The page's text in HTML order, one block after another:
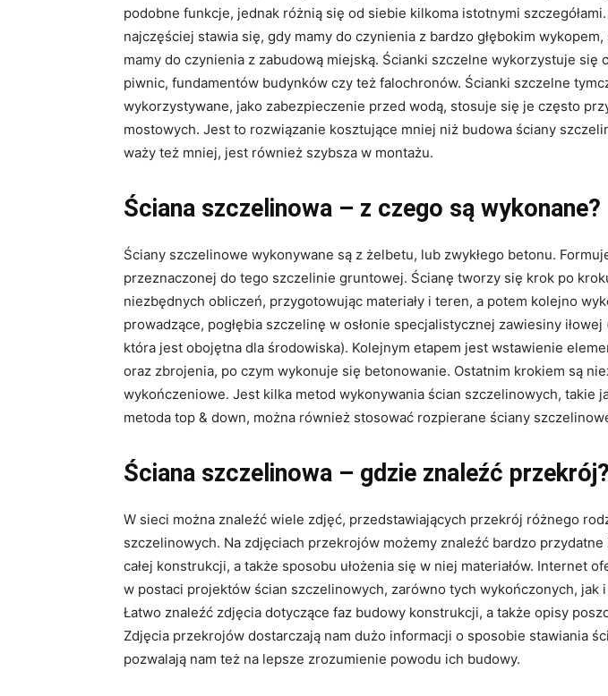
podobne funkcje, jednak różnią się od siebie kilkoma istotnymi
najczęściej stawia się, gdy mamy do czynienia z bardzo głębokim
mamy do czynienia z zabudową miejską. Ścianki szczelne wykorzystuje się
piwnic, fundamentów budynków czy też falochronów. Ścianki szczelne
wykorzystywane, jako zabezpieczenie przed wodą, stosuje się je często
mostowych. Jest to rozwiązanie kosztujące mniej niż budowa ściany
waży też mniej, jest również szybsza w montażu.
Ściana szczelinowa – z czego są wykonane?
Ściany szczelinowe wykonywane są z żelbetu, lub zwykłego betonu.
przeznaczonej do tego szczelinie gruntowej. Ścianę tworzy się krok po
niezbędnych obliczeń, przygotowując materiały i teren, a potem kolejno
prowadzące, pogłębia szczelinę w osłonie specjalistycznej zawiesiny
która jest obojętna dla środowiska). Kolejnym etapem jest wstawienie
oraz zbrojenia, po czym wykonuje się betonowanie. Ostatnim krokiem są
wykończeniowe. Jest kilka metod wykonywania ścian szczelinowych, takie
metoda top & down, można również stosować rozpierane ściany
Ściana szczelinowa – gdzie znaleźć przekrój?
W sieci można znaleźć wiele zdjęć, przedstawiających przekrój różnego
szczelinowych. Na zdjęciach przekrojów możemy znaleźć bardzo
całej konstrukcji, a także sposobu ułożenia się w niej materiałów. Internet
w postaci projektów ścian szczelinowych, zarówno tych wykończonych, jak
Łatwo znaleźć zdjęcia dotyczące faz budowy konstrukcji, a także opisy
Zdjęcia przekrojów dostarczają nam dużo informacji o sposobie stawiania
pozwalają nam też na lepsze zrozumienie powodu ich budowy.